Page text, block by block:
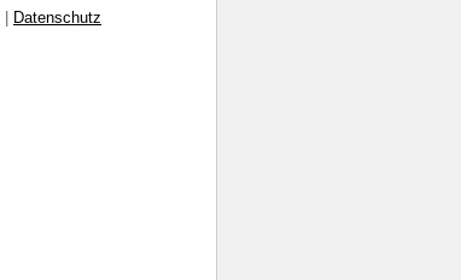
Datenschutz